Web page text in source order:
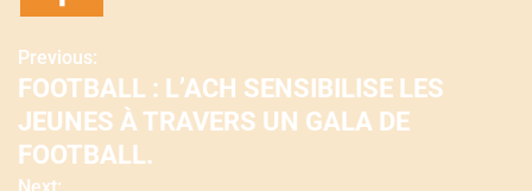
N
a
v
Previous:
FOOTBALL : L’ACH SENSIBILISE LES
JEUNES À TRAVERS UN GALA DE
FOOTBALL.
Next: